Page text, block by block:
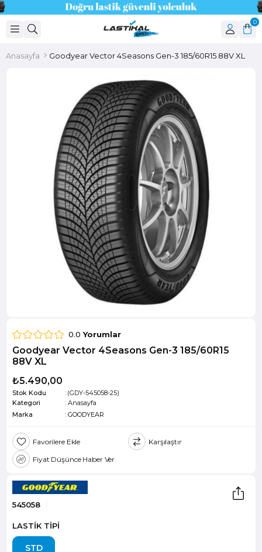
0
Anasayfa Goodyear Vector 4Seasons Gen-3 185/60R15 88V XL
0.0 Yorumlar
Goodyear Vector 4Seasons Gen-3 185/60R15
88V XL
₺5.490,00
Stok Kodu
(GDY-545058-25)
Kategori
: Anasayfa
Marka
: GOODYEAR
Favorilere Ekle
Karşılaştır
Fiyat Düşünce Haber Ver
545058
LASTİK TİPİ
STD